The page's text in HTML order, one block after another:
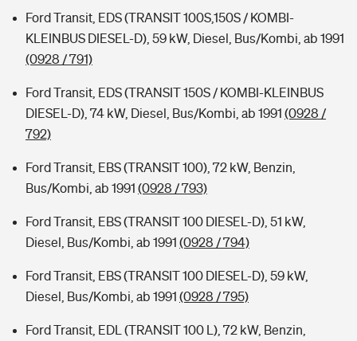
Ford Transit, EDS (TRANSIT 100S,150S / KOMBI-
KLEINBUS DIESEL-D), 59 kW, Diesel, Bus/Kombi, ab 1991
(0928 / 791)
Ford Transit, EDS (TRANSIT 150S / KOMBI-KLEINBUS
DIESEL-D), 74 kW, Diesel, Bus/Kombi, ab 1991 (0928 /
792)
Ford Transit, EBS (TRANSIT 100), 72 kW, Benzin,
Bus/Kombi, ab 1991 (0928 / 793)
Ford Transit, EBS (TRANSIT 100 DIESEL-D), 51 kW,
Diesel, Bus/Kombi, ab 1991 (0928 / 794)
Ford Transit, EBS (TRANSIT 100 DIESEL-D), 59 kW,
Diesel, Bus/Kombi, ab 1991 (0928 / 795)
Ford Transit, EDL (TRANSIT 100 L), 72 kW, Benzin,